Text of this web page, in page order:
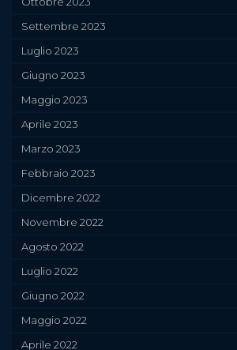
Settembre 2023
Luglio 2023
Giugno 2023
Maggio 2023
Aprile 2023
Marzo 2023
Febbraio 2023
Dicembre 2022
Novembre 2022
Agosto 2022
Luglio 2022
Giugno 2022
Maggio 2022
Aprile 2022